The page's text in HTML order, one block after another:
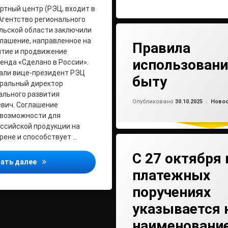
центр (РЭЦ, входит в
регионального
области заключили
направленное на
и продвижение
«Сделано в России».
вице-президент РЭЦ
директор
развития
Соглашение
для
продукции на
и способствует …
далее Российский экспортный центр и Архангельская
Правила
быту
Опубликовано 30.10.2025
С 27 октября
платежных
поручениях
указывается